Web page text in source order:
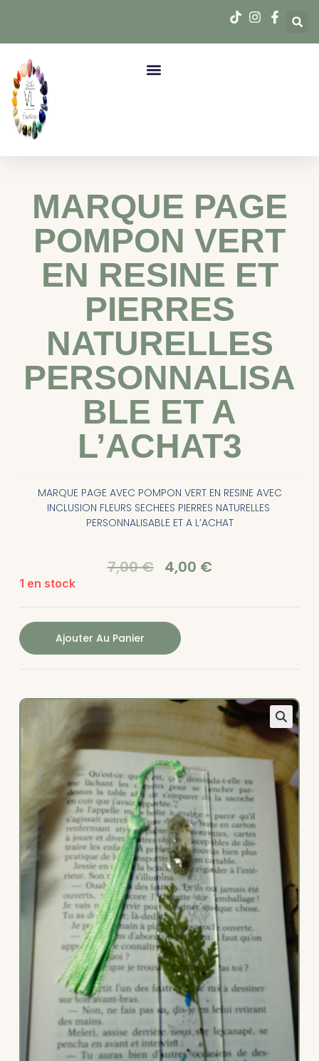
MARQUE PAGE
POMPON VERT
EN RESINE ET
PIERRES
NATURELLES
PERSONNALISA
BLE ET A
L’ACHAT3
MARQUE PAGE AVEC POMPON VERT EN RESINE AVEC
INCLUSION FLEURS SECHEES PIERRES NATURELLES
PERSONNALISABLE ET A L’ACHAT
7,00€ 4,00 €
1 en stock
Ajouter Au Panier